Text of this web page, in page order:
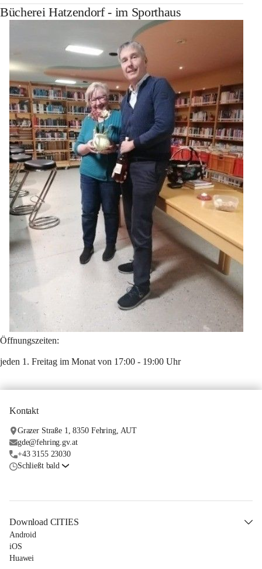
Bücherei Hatzendorf - im Sporthaus
Öffnungszeiten:
jeden 1. Freitag im Monat von 17:00 - 19:00 Uhr
Kontakt
Grazer Straße 1, 8350 Fehring, AUT
gde@fehring.gv.at
+43 3155 23030
Schließt bald
Download CITIES
Android
iOS
Huawei